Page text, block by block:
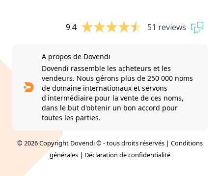
9.4 51 reviews
A propos de Dovendi
Dovendi rassemble les acheteurs et les
vendeurs. Nous gérons plus de 250 000 noms
de domaine internationaux et servons
d'intermédiaire pour la vente de ces noms,
dans le but d'obtenir un bon accord pour
toutes les parties.
© 2026 Copyright Dovendi © - tous droits réservés | Conditions
générales | Déclaration de confidentialité